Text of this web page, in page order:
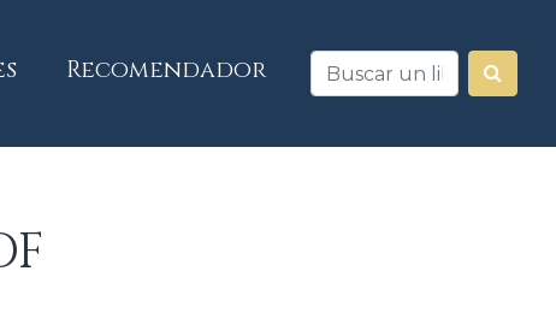
Recomendador